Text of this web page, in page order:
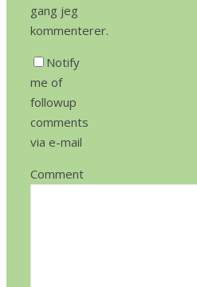
gang jeg
kommenterer.
Notify
me of
followup
comments
via e-mail
Comment